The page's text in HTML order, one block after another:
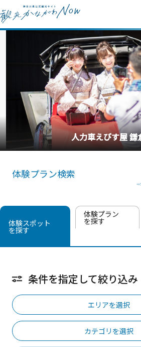
釣り船・丸十丸
体験プラン検索
体験スポット
を探す
体験プラン
を探す
条件を指定して絞り込み
エリアを選択
カテゴリを選択